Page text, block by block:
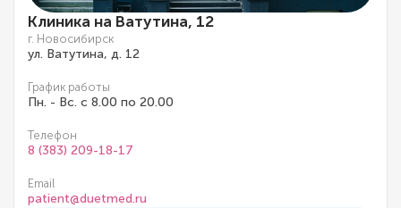
Клиника на Ватутина, 12
г. Новосибирск
ул. Ватутина, д. 12
График работы
Пн. - Вс. с 8.00 по 20.00
Телефон
8 (383) 209-18-17
Email
patient@duetmed.ru